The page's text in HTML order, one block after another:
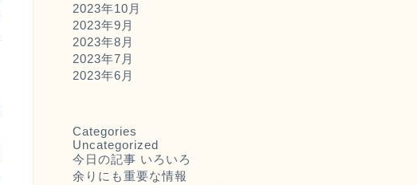
2023年10月
2023年9月
2023年8月
2023年7月
2023年6月
Categories
Uncategorized
今日の記事 いろいろ
余りにも重要な情報